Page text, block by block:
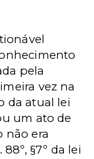
pela
vez na
da atual lei
um ato de
não era
§7º da lei